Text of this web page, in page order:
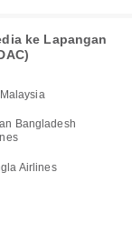
ke Lapangan
Bangladesh
Airlines